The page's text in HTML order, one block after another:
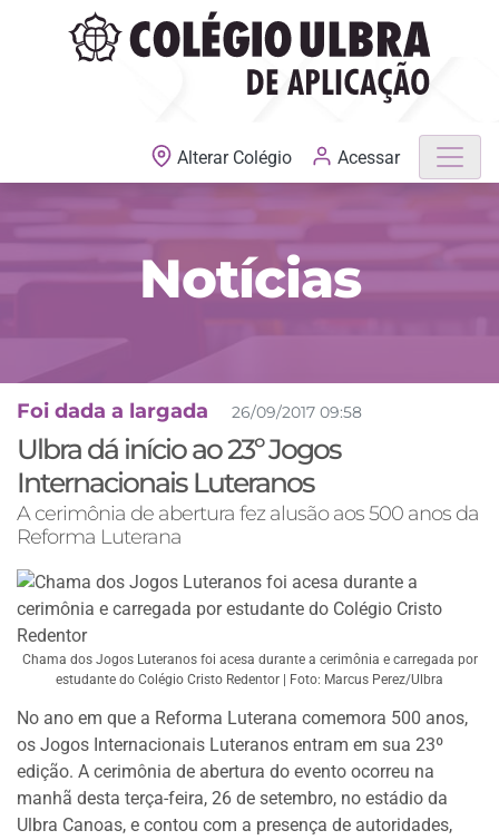
MATRÍCULAS ABERTAS
Alterar Colégio Acessar
Notícias
Foi dada a largada 26/09/2017 09:58
Ulbra dá início ao 23º Jogos
Internacionais Luteranos
A cerimônia de abertura fez alusão aos 500 anos da
Reforma Luterana
Chama dos Jogos Luteranos foi acesa durante a cerimônia e carregada por
estudante do Colégio Cristo Redentor | Foto: Marcus Perez/Ulbra
No ano em que a Reforma Luterana comemora 500 anos,
os Jogos Internacionais Luteranos entram em sua 23º
edição. A cerimônia de abertura do evento ocorreu na
manhã desta terça-feira, 26 de setembro, no estádio da
Ulbra Canoas, e contou com a presença de autoridades,